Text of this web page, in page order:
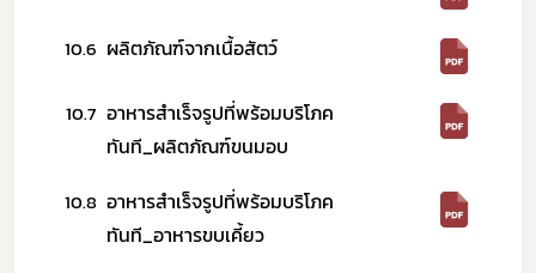
10.6 ​ผลิตภัณฑ์จากเนื้อสัตว์
10.7 อาหารสำเร็จรูปที่พร้อมบริโภค
ทันที_ผลิตภัณฑ์ขนมอบ
10.8 อาหารสำเร็จรูปที่พร้อมบริโภค
ทันที_อาหารขบเคี้ยว